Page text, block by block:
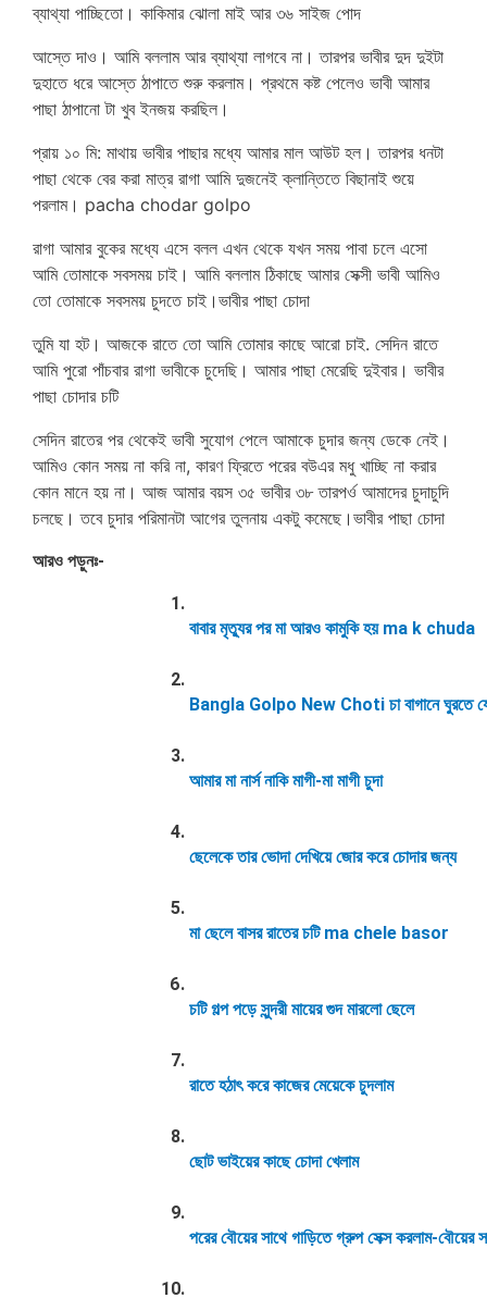
ব্যাথ্যা পাচ্ছিতো। কাকিমার ঝোলা মাই আর ৩৬ সাইজ পোদ
আস্তে দাও। আমি বললাম আর ব্যাথ্যা লাগবে না। তারপর ভাবীর দুদ দুইটা
দুহাতে ধরে আস্তে ঠাপাতে শুরু করলাম। প্রথমে কষ্ট পেলেও ভাবী আমার
পাছা ঠাপানো টা খুব ইনজয় করছিল।
প্রায় ১০ মি: মাথায় ভাবীর পাছার মধ্যে আমার মাল আউট হল। তারপর ধনটা
পাছা থেকে বের করা মাত্র রাগা আমি দুজনেই ক্লান্তিতে বিছানাই শুয়ে
পরলাম। pacha chodar golpo
রাগা আমার বুকের মধ্যে এসে বলল এখন থেকে যখন সময় পাবা চলে এসো
আমি তোমাকে সবসময় চাই। আমি বললাম ঠিকাছে আমার সেক্সী ভাবী আমিও
তো তোমাকে সবসময় চুদতে চাই।ভাবীর পাছা চোদা
তুমি যা হট। আজকে রাতে তো আমি তোমার কাছে আরো চাই. সেদিন রাতে
আমি পুরো পাঁচবার রাগা ভাবীকে চুদেছি। আমার পাছা মেরেছি দুইবার। ভাবীর
পাছা চোদার চটি
সেদিন রাতের পর থেকেই ভাবী সুযোগ পেলে আমাকে চুদার জন্য ডেকে নেই।
আমিও কোন সময় না করি না, কারণ ফ্রিতে পরের বউএর মধু খাচ্ছি না করার
কোন মানে হয় না। আজ আমার বয়স ৩৫ ভাবীর ৩৮ তারপর্ও আমাদের চুদাচুদি
চলছে। তবে চুদার পরিমানটা আগের তুলনায় একটু কমেছে।ভাবীর পাছা চোদা
আরও পড়ুনঃ-
বাবার মৃত্যুর পর মা আরও কামুকি হয় ma k chuda
Bangla Golpo New Choti চা বাগানে ঘুরতে
আমার মা নার্স নাকি মাগী-মা মাগী চুদা
ছেলেকে তার ভোদা দেখিয়ে জোর করে চোদার জন্য
মা ছেলে বাসর রাতের চটি ma chele basor
চটি গল্প পড়ে সুন্দরী মায়ের গুদ মারলো ছেলে
রাতে হঠাৎ করে কাজের মেয়েকে চুদলাম
ছোট ভাইয়ের কাছে চোদা খেলাম
পরের বৌয়ের সাথে গাড়িতে গ্রুপ সেক্স করলাম-বৌয়ের